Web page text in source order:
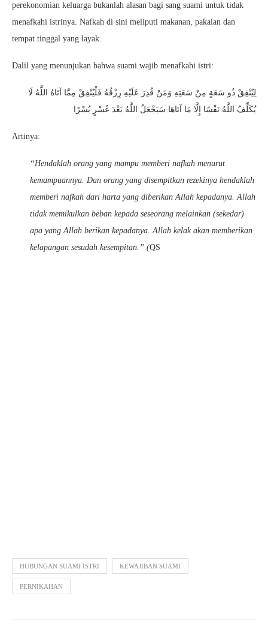
perekonomian keluarga bukanlah alasan bagi sang suami untuk tidak
menafkahi istrinya. Nafkah di sini meliputi makanan, pakaian dan
tempat tinggal yang layak.
Dalil yang menunjukan bahwa suami wajib menafkahi istri:
لِيُنْفِقْ ذُو سَعَةٍ مِنْ سَعَتِهِ وَمَنْ قُدِرَ عَلَيْهِ رِزْقُهُ فَلْيُنْفِقْ مِمَّا آتَاهُ اللَّهُ لَا
يُكَلِّفُ اللَّهُ نَفْسًا إِلَّا مَا آتَاهَا سَيَجْعَلُ اللَّهُ بَعْدَ عُسْرٍ يُسْرًا
Artinya:
“Hendaklah orang yang mampu memberi nafkah menurut
kemampuannya. Dan orang yang disempitkan rezekinya hendaklah
memberi nafkah dari harta yang diberikan Allah kepadanya. Allah
tidak memikulkan beban kepada seseorang melainkan (sekedar)
apa yang Allah berikan kepadanya. Allah kelak akan memberikan
kelapangan sesudah kesempitan.” (QS
HUBUNGAN SUAMI ISTRI KEWAJIBAN SUAMI
PERNIKAHAN